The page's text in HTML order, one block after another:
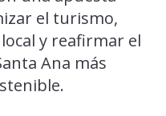
el turismo,
y reafirmar el
Ana más